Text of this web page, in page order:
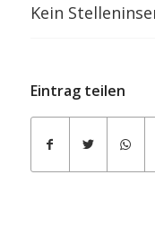
Kein
Eintrag teilen